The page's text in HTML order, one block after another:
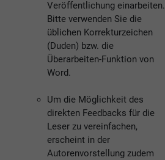
Veröffentlichung einarbeiten.
Bitte verwenden Sie die
üblichen Korrekturzeichen
(Duden) bzw. die
Überarbeiten-Funktion von
Word.
Um die Möglichkeit des
direkten Feedbacks für die
Leser zu vereinfachen,
erscheint in der
Autorenvorstellung zudem